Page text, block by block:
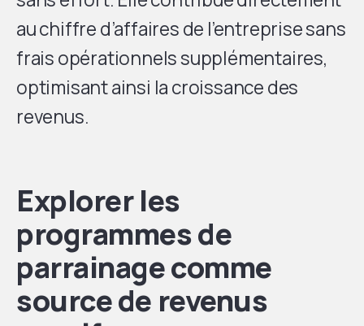
au chiffre d’affaires de l’entreprise sans
frais opérationnels supplémentaires,
optimisant ainsi la croissance des
revenus.
Explorer les
programmes de
parrainage comme
source de revenus